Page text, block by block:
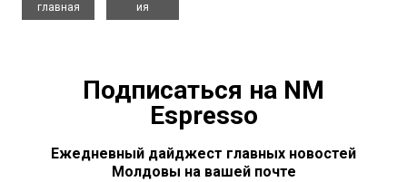
главная
ия
Подписаться на NM
Espresso
Ежедневный дайджест главных новостей
Молдовы на вашей почте